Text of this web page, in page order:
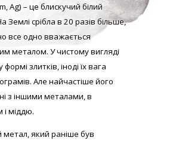
Аg) – це блискучий білий
срібла в 20 разів більше,
все одно вважається
металом. Учистому вигляді
злитків, іноді їх вага
Але найчастіше його
з іншими металами, в
і міддю.
метал, який раніше був